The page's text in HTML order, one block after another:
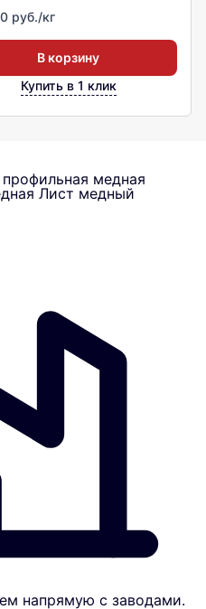
руб./кг
В корзину
Купить в 1 клик
медная
Лист медный
напрямую с заводами.